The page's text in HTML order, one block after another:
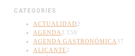
CATEGORIES
ACTUALIDAD 2
AGENDA2.159
AGENDA GASTRONÓMICA37
ALICANTE2